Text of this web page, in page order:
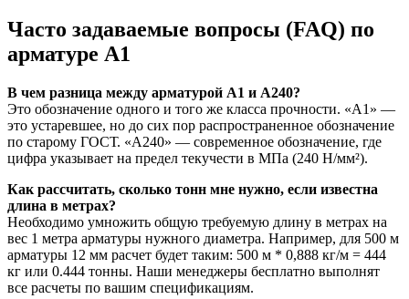
Часто задаваемые вопросы (FAQ) по
арматуре А1
В чем разница между арматурой А1 и А240?
Это обозначение одного и того же класса прочности. «А1» —
это устаревшее, но до сих пор распространенное обозначение
по старому ГОСТ. «А240» — современное обозначение, где
цифра указывает на предел текучести в МПа (240 Н/мм²).
Как рассчитать, сколько тонн мне нужно, если известна
длина в метрах?
Необходимо умножить общую требуемую длину в метрах на
вес 1 метра арматуры нужного диаметра. Например, для 500 м
арматуры 12 мм расчет будет таким: 500 м * 0,888 кг/м = 444
кг или 0.444 тонны. Наши менеджеры бесплатно выполнят
все расчеты по вашим спецификациям.